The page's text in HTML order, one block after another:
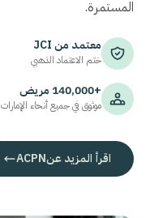
المستمرة.
معتمد منJCI
ختم الاعتماد الذهبي
+140,000 مريض
موثوق في جميع أنحاء الإمارات
اقرأ المزيد عنACPN